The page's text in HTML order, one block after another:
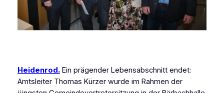
Heidenrod.Ein prägender Lebensabschnitt endet:
Amtsleiter Thomas Kürzer wurde im Rahmen der